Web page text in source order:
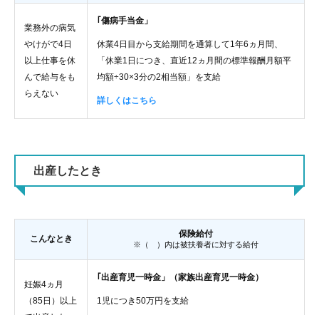
業務外の病気
やけがで4日
以上仕事を休
んで給与をも
らえない
｢傷病手当金」
休業4日目から支給期間を通算して1年6ヵ月間、
「休業1日につき、直近12ヵ月間の標準報酬月額平
均額÷30×3分の2相当額」を支給
詳しくはこちら
出産したとき
こんなとき 保険給付
※（ ）内は被扶養者に対する給付
妊娠4ヵ月
（85日）以上
｢出産育児一時金」（家族出産育児一時金）
1児につき50万円を支給